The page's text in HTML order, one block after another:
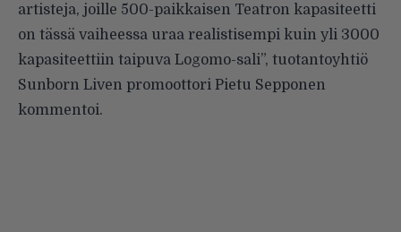
artisteja, joille 500-paikkaisen Teatron kapasiteetti
on tässä vaiheessa uraa realistisempi kuin yli 3000
kapasiteettiin taipuva Logomo-sali”, tuotantoyhtiö
Sunborn Liven promoottori Pietu Sepponen
kommentoi.